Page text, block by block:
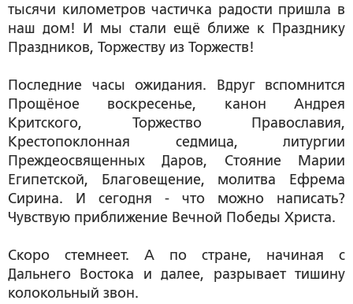
тысячи километров частичка радости пришла в
наш дом! И мы стали ещё ближе к Празднику
Праздников, Торжеству из Торжеств!
Последние часы ожидания. Вдруг вспомнится
Прощёное воскресенье, канон Андрея
Критского, Торжество Православия,
Крестопоклонная седмица, литургии
Преждеосвященных Даров, Стояние Марии
Египетской, Благовещение, молитва Ефрема
Сирина. И сегодня - что можно написать?
Чувствую приближение Вечной Победы Христа.
Скоро стемнеет. А по стране, начиная с
Дальнего Востока и далее, разрывает тишину
колокольный звон.